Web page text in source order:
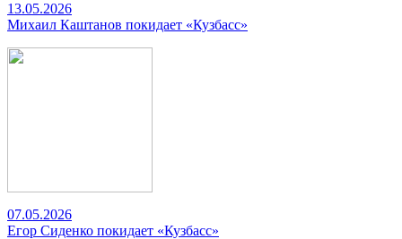
13.05.2026
Михаил Каштанов покидает «Кузбасс»
07.05.2026
Егор Сиденко покидает «Кузбасс»